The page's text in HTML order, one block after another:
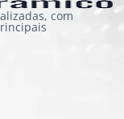
com